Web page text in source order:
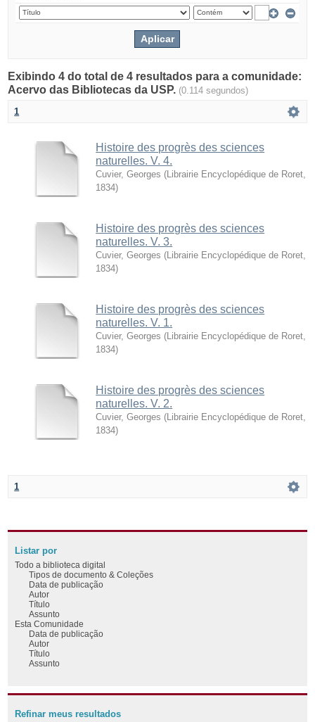
Exibindo 4 do total de 4 resultados para a comunidade:
Acervo das Bibliotecas da USP. (0.114 segundos)
1
Histoire des progrès des sciences
naturelles. V. 4.
Cuvier, Georges ( Librairie Encyclopédique de Roret
1834)
Histoire des progrès des sciences
naturelles. V. 3.
Cuvier, Georges ( Librairie Encyclopédique de Roret
1834)
Histoire des progrès des sciences
naturelles. V. 1.
Cuvier, Georges ( Librairie Encyclopédique de Roret
1834)
Histoire des progrès des sciences
naturelles. V. 2.
Cuvier, Georges ( Librairie Encyclopédique de Roret
1834)
1
Listar por
Todo a biblioteca digital
Tipos de documento & Coleções
Data de publicação
Autor
Título
Assunto
Esta Comunidade
Data de publicação
Autor
Título
Assunto
Refinar meus resultados